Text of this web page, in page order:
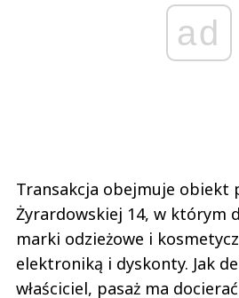
ad
Transakcja obejmuje obiekt
Żyrardowskiej 14, w którym
marki odzieżowe i
elektroniką i dyskonty. Jak
właściciel, pasaż ma